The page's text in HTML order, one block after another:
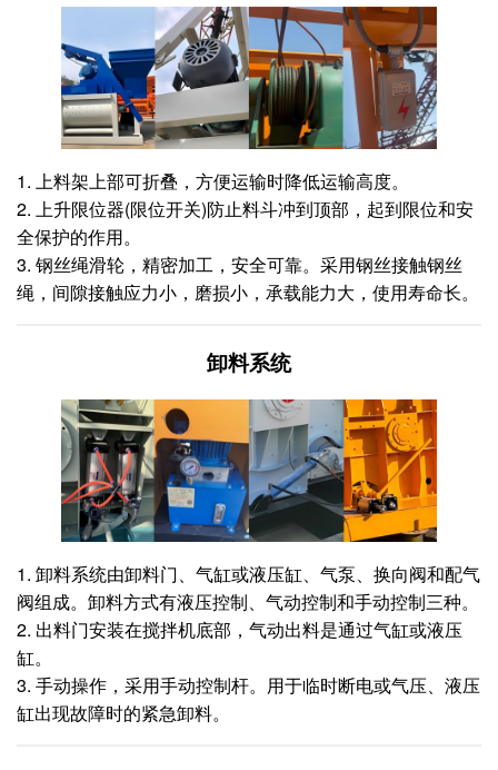
1. 上料架上部可折叠，方便运输时降低运输高度。
2. 上升限位器(限位开关)防止料斗冲到顶部，起到限位和安
全保护的作用。
3. 钢丝绳滑轮，精密加工，安全可靠。采用钢丝接触钢丝
绳，间隙接触应力小，磨损小，承载能力大，使用寿命长。
卸料系统
1. 卸料系统由卸料门、气缸或液压缸、气泵、换向阀和配气
阀组成。卸料方式有液压控制、气动控制和手动控制三种。
2. 出料门安装在搅拌机底部，气动出料是通过气缸或液压
缸。
3. 手动操作，采用手动控制杆。用于临时断电或气压、液压
缸出现故障时的紧急卸料。